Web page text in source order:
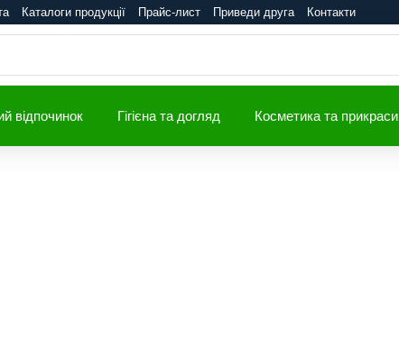
Каталоги продукції Прайс-лист Приведи друга Контакти
відпочинок Гігієна та догляд Косметика та прикраси